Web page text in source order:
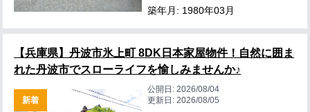
築年月: 1980年03月
【兵庫県】丹波市氷上町 8DK日本家屋物件！自然に囲ま
れた丹波市でスローライフを愉しみませんか♪
新着
公開日:2026/08/04
更新日:2026/08/05